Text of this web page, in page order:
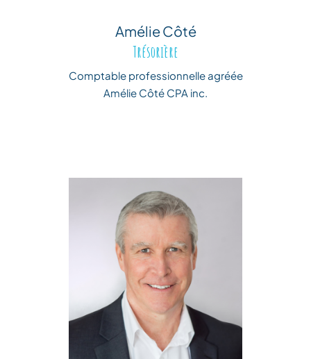
Amélie Côté
Trésorière
Comptable professionnelle agréée
Amélie Côté CPA inc.